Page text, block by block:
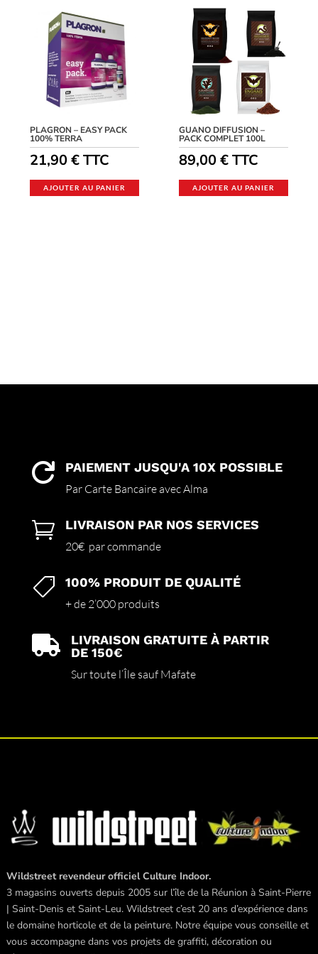
PLAGRON – EASY PACK
100% TERRA
21,90€ TTC
AJOUTER AU PANIER
GUANO DIFFUSION –
PACK COMPLET 100L
89,00€TTC
AJOUTER AU PANIER
 PAIEMENT JUSQU'A 10X POSSIBLE
Par Carte Bancaire avec Alma
 LIVRAISON PAR NOS SERVICES
20€ par commande
 100% PRODUIT DE QUALITÉ
+ de 2’000 produits

LIVRAISON GRATUITE À PARTIR
DE 150€
Sur toute l’Île sauf Mafate
Wildstreet revendeur officiel Culture Indoor.
3 magasins ouverts depuis 2005 sur l’île de la Réunion à Saint-Pierre
| Saint-Denis et Saint-Leu. Wildstreet c’est 20 ans d’expérience dans
le domaine horticole et de la peinture. Notre équipe vous conseille et
vous accompagne dans vos projets de graffiti, décoration ou